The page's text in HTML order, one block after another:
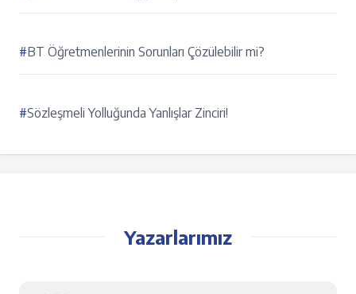
#BT Öğretmenlerinin Sorunları Çözülebilir mi?
#Sözleşmeli Yolluğunda Yanlışlar Zinciri!
Yazarlarımız